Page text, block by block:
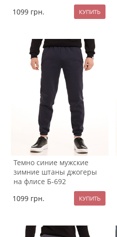
1099 грн.
Темно синие мужские
зимние штаны джогеры
на флисе Б-692
1099 грн.